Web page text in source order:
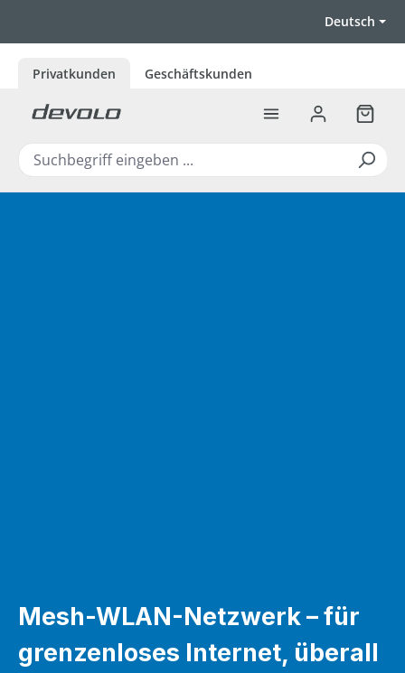
Deutsch
Privatkunden Geschäftskunden
Mesh-WLAN-Netzwerk – für
grenzenloses Internet, überall